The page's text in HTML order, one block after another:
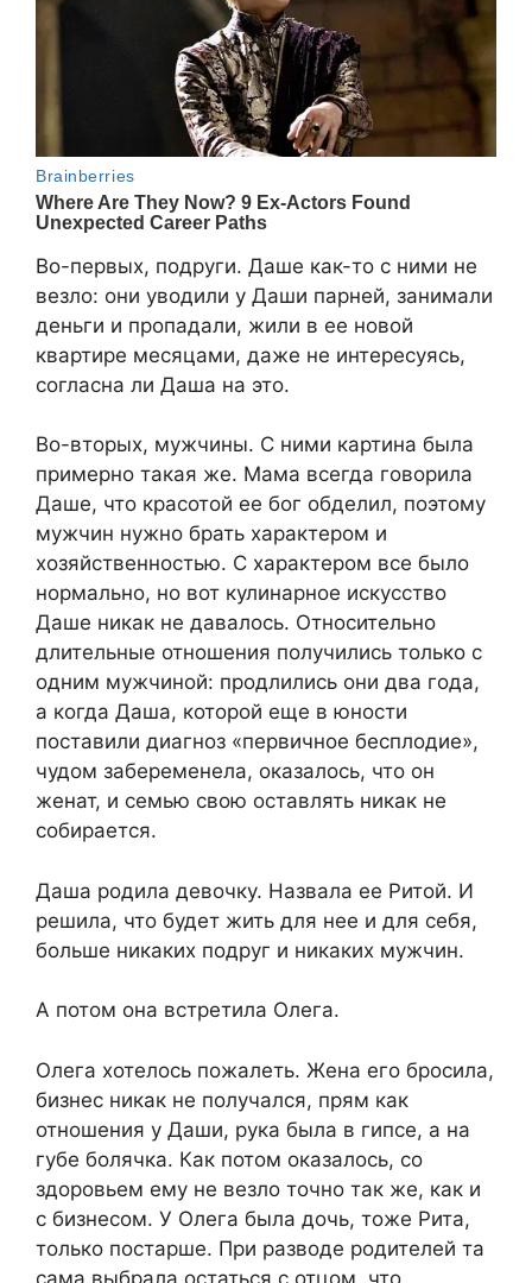
Во-первых, подруги. Даше как-то с ними не
везло: они уводили у Даши парней, занимали
деньги и пропадали, жили в ее новой
квартире месяцами, даже не интересуясь,
согласна ли Даша на это.
Во-вторых, мужчины. С ними картина была
примерно такая же. Мама всегда говорила
Даше, что красотой ее бог обделил, поэтому
мужчин нужно брать характером и
хозяйственностью. С характером все было
нормально, но вот кулинарное искусство
Даше никак не давалось. Относительно
длительные отношения получились только с
одним мужчиной: продлились они два года,
а когда Даша, которой еще в юности
поставили диагноз «первичное бесплодие»,
чудом забеременела, оказалось, что он
женат, и семью свою оставлять никак не
собирается.
Даша родила девочку. Назвала ее Ритой. И
решила, что будет жить для нее и для себя,
больше никаких подруг и никаких мужчин.
А потом она встретила Олега.
Олега хотелось пожалеть. Жена его бросила,
бизнес никак не получался, прям как
отношения у Даши, рука была в гипсе, а на
губе болячка. Как потом оказалось, со
здоровьем ему не везло точно так же, как и
с бизнесом. У Олега была дочь, тоже Рита,
только постарше. При разводе родителей та
сама выбрала остаться с отцом, что